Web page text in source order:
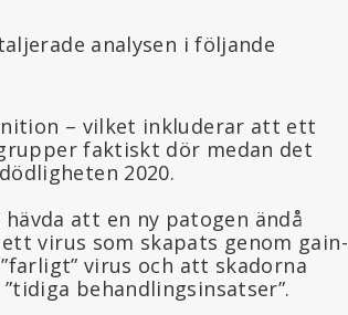
analysen i följande
– vilket inkluderar att ett
faktiskt dör medan det
2020.
att en ny patogen ändå
virus som skapats genom gain-
virus och att skadorna
behandlingsinsatser”.